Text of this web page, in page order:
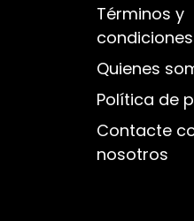
Términos y
condiciones
Quienes
Política de
Contacte
nosotros